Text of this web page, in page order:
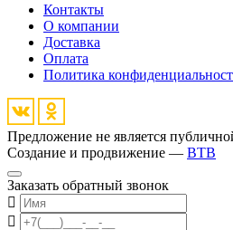
Контакты
О компании
Доставка
Оплата
Политика
Предложение не является
Создание и продвижение — BTB
Заказать обратный звонок